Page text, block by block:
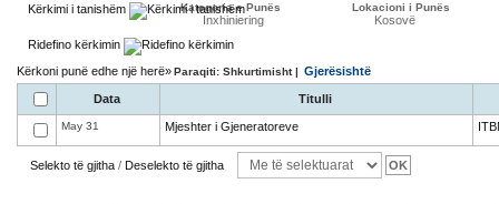
Kërkimi i tanishëm
Kategoria e Punës
Inxhiniering
Lokacioni i Punës
Kosovë
Ridefino kërkimin
Kërkoni punë edhe një herë»Paraqiti: Shkurtimisht | Gjerësishtë
Data Titulli
May 31 Mjeshter i Gjeneratoreve
Selekto të gjitha / Deselekto të gjitha